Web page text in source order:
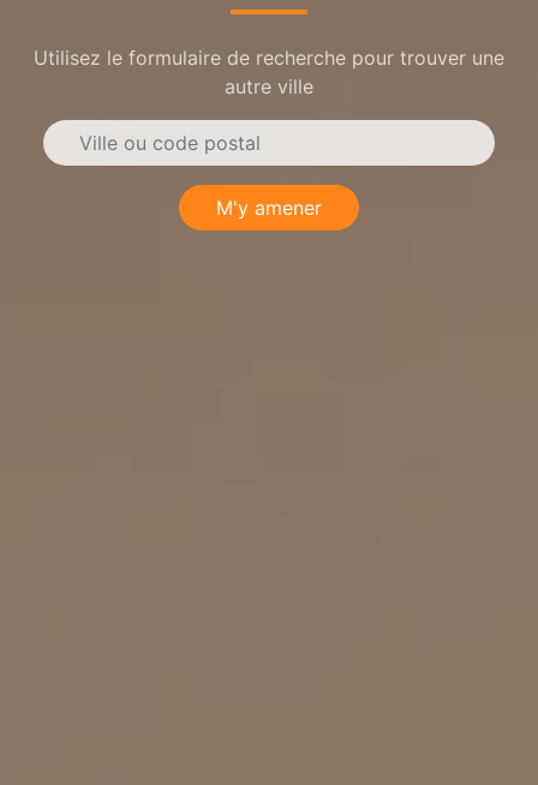
Utilisez le formulaire de recherche pour trouver une
autre ville
M'y amener